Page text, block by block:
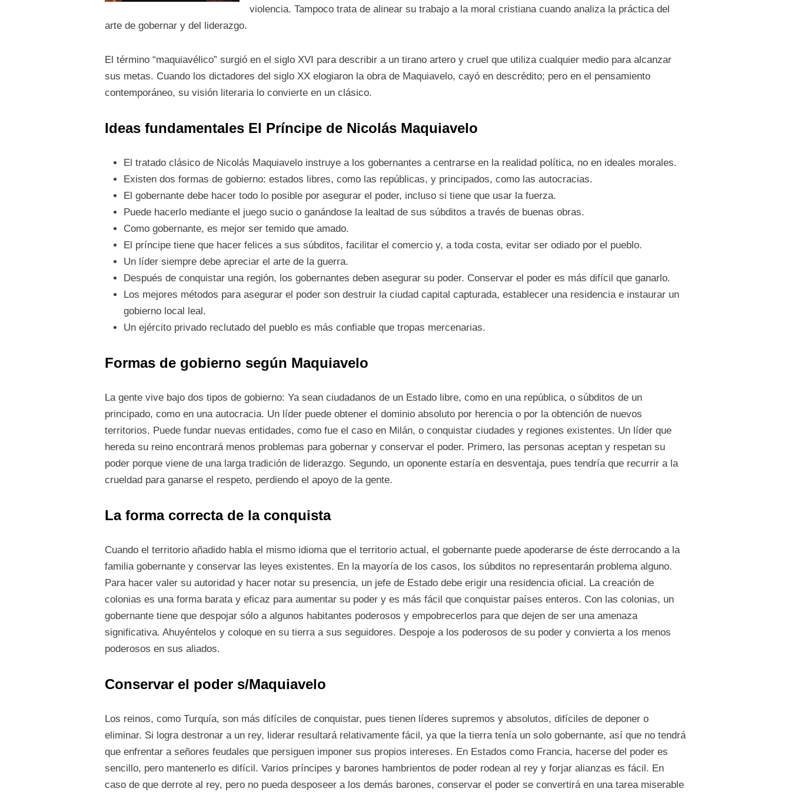
violencia. Tampoco trata de alinear su trabajo a la moral cristiana cuando analiza la práctica del
arte de gobernar y del liderazgo.
El término “maquiavélico” surgió en el siglo XVI para describir a un tirano artero y cruel que utiliza cualquier medio para alcanzar
sus metas. Cuando los dictadores del siglo XX elogiaron la obra de Maquiavelo, cayó en descrédito; pero en el pensamiento
contemporáneo, su visión literaria lo convierte en un clásico.
Ideas fundamentales El Príncipe de Nicolás Maquiavelo
El tratado clásico de Nicolás Maquiavelo instruye a los gobernantes a centrarse en la realidad política, no en ideales morales.
Existen dos formas de gobierno: estados libres, como las repúblicas, y principados, como las autocracias.
El gobernante debe hacer todo lo posible por asegurar el poder, incluso si tiene que usar la fuerza.
Puede hacerlo mediante el juego sucio o ganándose la lealtad de sus súbditos a través de buenas obras.
Como gobernante, es mejor ser temido que amado.
El príncipe tiene que hacer felices a sus súbditos, facilitar el comercio y, a toda costa, evitar ser odiado por el pueblo.
Un líder siempre debe apreciar el arte de la guerra.
Después de conquistar una región, los gobernantes deben asegurar su poder. Conservar el poder es más difícil que ganarlo.
Los mejores métodos para asegurar el poder son destruir la ciudad capital capturada, establecer una residencia e instaurar un
gobierno local leal.
Un ejército privado reclutado del pueblo es más confiable que tropas mercenarias.
Formas de gobierno según Maquiavelo
La gente vive bajo dos tipos de gobierno: Ya sean ciudadanos de un Estado libre, como en una república, o súbditos de un
principado, como en una autocracia. Un líder puede obtener el dominio absoluto por herencia o por la obtención de nuevos
territorios. Puede fundar nuevas entidades, como fue el caso en Milán, o conquistar ciudades y regiones existentes. Un líder que
hereda su reino encontrará menos problemas para gobernar y conservar el poder. Primero, las personas aceptan y respetan su
poder porque viene de una larga tradición de liderazgo. Segundo, un oponente estaría en desventaja, pues tendría que recurrir a la
crueldad para ganarse el respeto, perdiendo el apoyo de la gente.
La forma correcta de la conquista
Cuando el territorio añadido habla el mismo idioma que el territorio actual, el gobernante puede apoderarse de éste derrocando a la
familia gobernante y conservar las leyes existentes. En la mayoría de los casos, los súbditos no representarán problema alguno.
Para hacer valer su autoridad y hacer notar su presencia, un jefe de Estado debe erigir una residencia oficial. La creación de
colonias es una forma barata y eficaz para aumentar su poder y es más fácil que conquistar países enteros. Con las colonias, un
gobernante tiene que despojar sólo a algunos habitantes poderosos y empobrecerlos para que dejen de ser una amenaza
significativa. Ahuyéntelos y coloque en su tierra a sus seguidores. Despoje a los poderosos de su poder y convierta a los menos
poderosos en sus aliados.
Conservar el poders/Maquiavelo
Los reinos, como Turquía, son más difíciles de conquistar, pues tienen líderes supremos y absolutos, difíciles de deponer o
eliminar. Si logra destronar a un rey, liderar resultará relativamente fácil, ya que la tierra tenía un solo gobernante, así que no tendrá
que enfrentar a señores feudales que persiguen imponer sus propios intereses. En Estados como Francia, hacerse del poder es
sencillo, pero mantenerlo es difícil. Varios príncipes y barones hambrientos de poder rodean al rey y forjar alianzas es fácil. En
caso de que derrote al rey, pero no pueda desposeer a los demás barones, conservar el poder se convertirá en una tarea miserable